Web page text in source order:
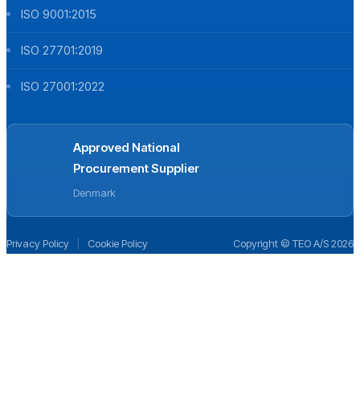
ISO 9001:2015
ISO 27701:2019
ISO 27001:2022
Approved National
Procurement Supplier
Denmark
Privacy Policy Cookie Policy Copyright © TEO A/S 2026